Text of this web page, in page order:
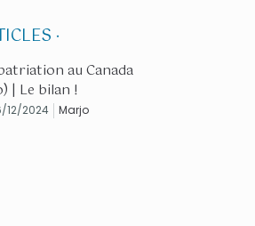
·
au Canada
| Le bilan !
12/2024 Marjo